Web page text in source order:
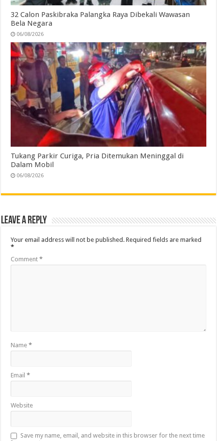
32 Calon Paskibraka Palangka Raya Dibekali Wawasan
Bela Negara
06/08/2026
Tukang Parkir Curiga, Pria Ditemukan Meninggal di
Dalam Mobil
06/08/2026
Leave a Reply
Your email address will not be published. Required fields are marked
*
Comment*
Name*
Email*
Website
Save my name, email, and website in this browser for the next time